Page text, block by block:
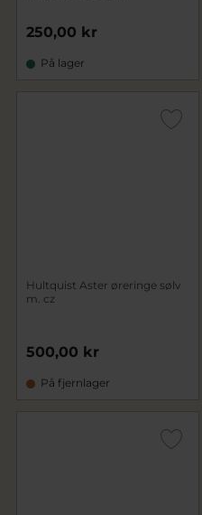
250,00 kr
På lager
Hultquist Aster øreringe sølv
m. cz
500,00 kr
På fjernlager